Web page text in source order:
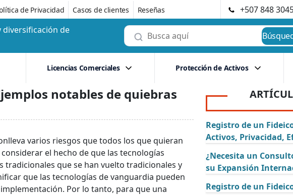
de Privacidad Casos de clientes Reseñas +507 848
de
Licencias Comerciales Protección de Activos
notables de quiebras
varios riesgos que todos los que quieran
el hecho de que las tecnologías
que se han vuelto tradicionales y
que las tecnologías de vanguardia pueden
Por lo tanto, para que una
Registro de un
Activos, Privacidad,
¿Necesita un
su Expansión
Registro de un